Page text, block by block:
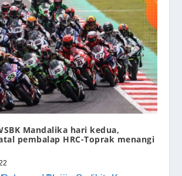
Mandalika hari kedua,
pembalap HRC-Toprak menangi